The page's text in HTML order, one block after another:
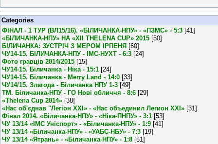
Categories
ФІНАЛ - 1 ТУР (ВЛ15/16). «БІЛИЧАНКА-НПУ» - «ПЗМС» - 5:3 [41]
«БІЛИЧАНКА-НПУ» НА «XII THELENA CUP» 2015 [50]
БІЛИЧАНКА: ЗУСТРІЧ З МЕРОМ ІРПЕНЯ [60]
ЧУ14-15. БІЛИЧАНКА-НПУ - ІМС-НУХТ - 6:3 [24]
Фото гравців 2014/2015 [15]
ЧУ14-15. Біличанка - Ніка - 15:1 [24]
ЧУ14-15. Біличанка - Merry Land - 14:0 [33]
ЧУ14/15. Злагода - Біличанка НПУ 1-3 [49]
ТМ. Біличанка-НПУ - ГО Нові обличчя - 8:6 [29]
«Thelena Cup 2014» [38]
«Нас об'єднав "Легіон XXI» - «Нас объединил Легион XXI» [31]
Фінал 2014. «Біличанка-НПУ» - «Ніка-ПНПУ» - 3:1 [53]
ЧУ 13/14 «ІМС Уніспорт» - «Біличанка-НПУ» - 1:9 [41]
ЧУ 13/14 «Біличанка-НПУ» - «УАБС-НБУ» - 7:3 [19]
ЧУ 13/14 «Ятрань» - «Біличанка-НПУ» - 1:8 [51]